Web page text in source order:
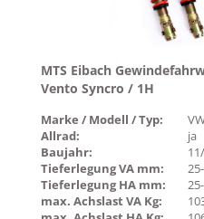
MTS Eibach
Vento Syncro / 1H
Marke / Modell / Typ:
Allrad:
ja
Baujahr:
Tieferlegung VA mm:
Tieferlegung HA mm:
max. Achslast VA Kg: